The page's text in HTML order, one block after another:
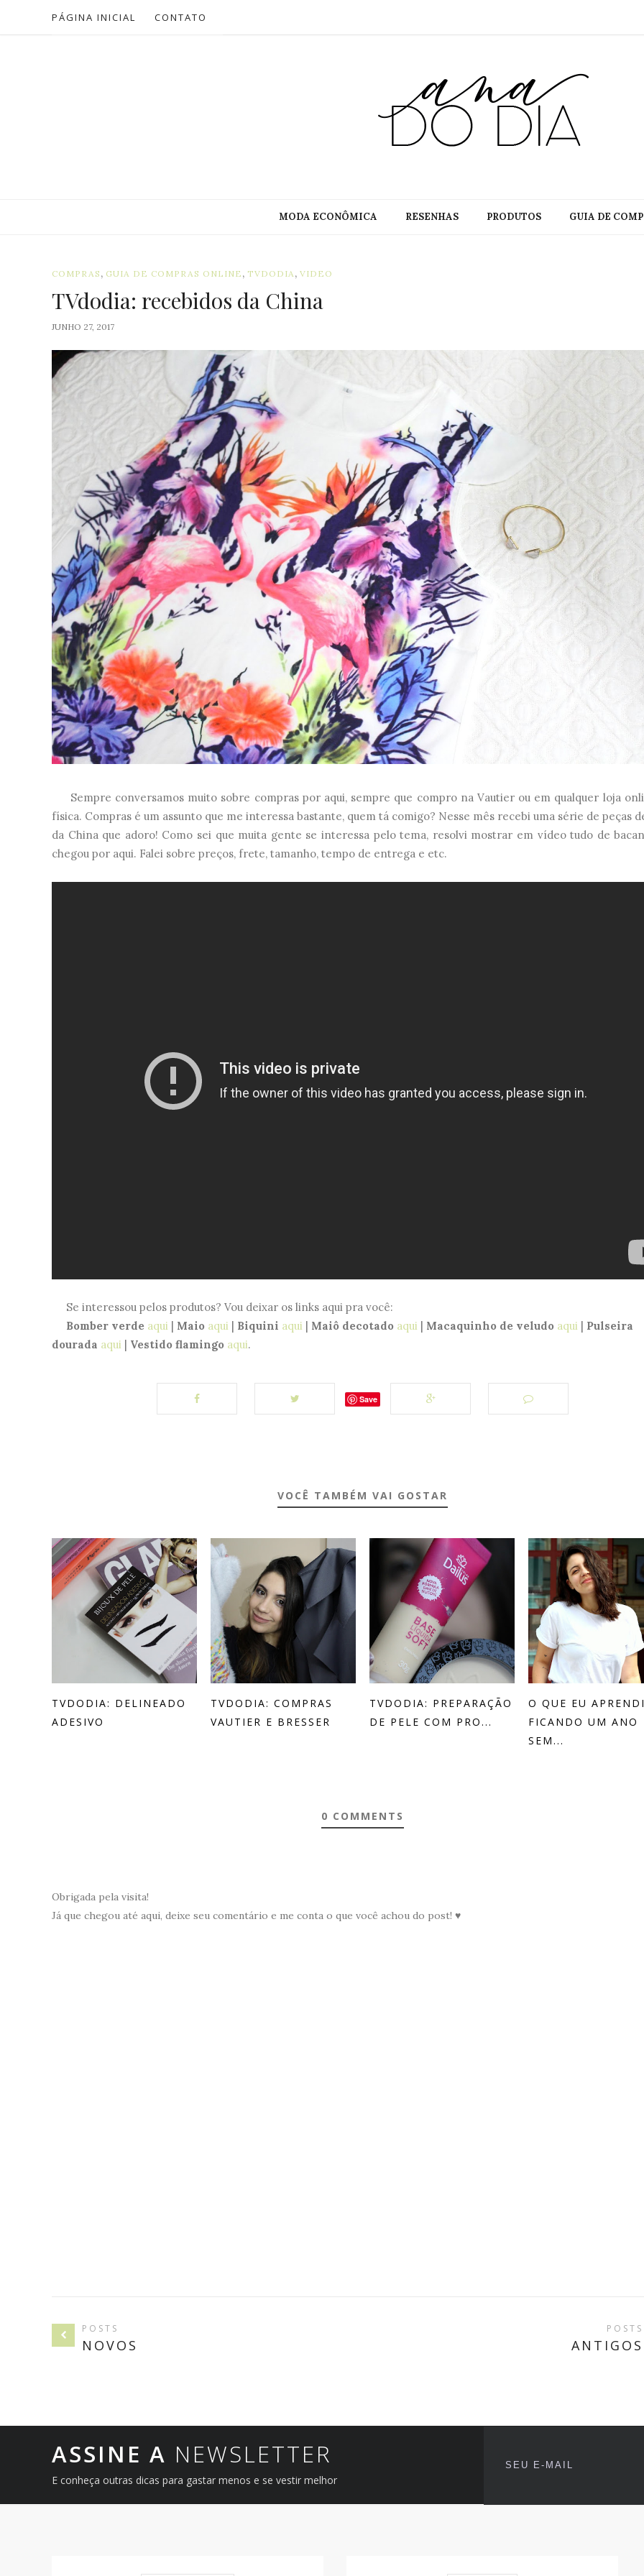
PÁGINA INICIAL CONTATO
MODA ECONÔMICA RESENHAS PRODUTOS GUIA DE
COMPRAS , GUIA DE COMPRAS ONLINE , TVDODIA, VIDEO
TVdodia: recebidos da China
JUNHO 27, 2017
Sempre conversamos muito sobre compras por aqui, sempre que compro na Vautier ou em qualquer loja
física. Compras é um assunto que me interessa bastante, quem tá comigo? Nesse mês recebi uma série de peças
da China que adoro! Como sei que muita gente se interessa pelo tema, resolvi mostrar em vídeo tudo de
chegou por aqui. Falei sobre preços, frete, tamanho, tempo de entrega e etc.
Se interessou pelos produtos? Vou deixar os links aqui pra você:
Bomber verde aqui Maio aqui Biquini aqui Maiô decotado aqui Macaquinho de veludo aqui
Pulseira
dourada aqui Vestido flamingo aqui.
Save
VOCÊ TAMBÉM VAI GOSTAR
TVDODIA: DELINEADO
ADESIVO
TVDODIA: COMPRAS
VAUTIER E BRESSER
TVDODIA: PREPARAÇÃO
DE PELE COM PRO...
O QUE EU
FICANDO UM ANO
SEM...
0 COMMENTS
Obrigada pela visita!
Já que chegou até aqui, deixe seu comentário e me conta o que você achou do post! ♥
POSTS
NOVOS
POSTS
ANTIGOS
ASSINE A NEWSLETTER
E conheça outras dicas para gastar menos e se vestir melhor